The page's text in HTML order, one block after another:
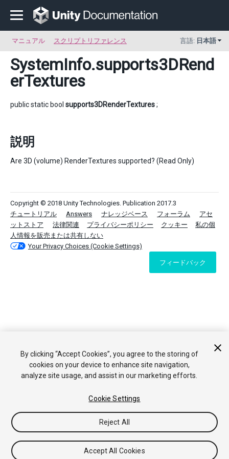
マニュアル スクリプトリファレンス 言語: 日本語
SystemInfo.supports3DRend
erTextures
public static bool supports3DRenderTextures;
説明
Are 3D (volume) RenderTextures supported? (Read Only)
Copyright © 2018 Unity Technologies. Publication 2017.3
チュートリアル
Answers ナレッジベース フォーラム
アセ
ットストア
法律関連 プライバシーポリシー クッキー
私の個
人情報を販売または共有しない
Your Privacy Choices (Cookie Settings)
フィードバック
By clicking “Accept Cookies”, you agree to the storing of
cookies on your device to enhance site navigation,
analyze site usage, and assist in our marketing efforts.
Cookie Settings
Reject All
Accept All Cookies